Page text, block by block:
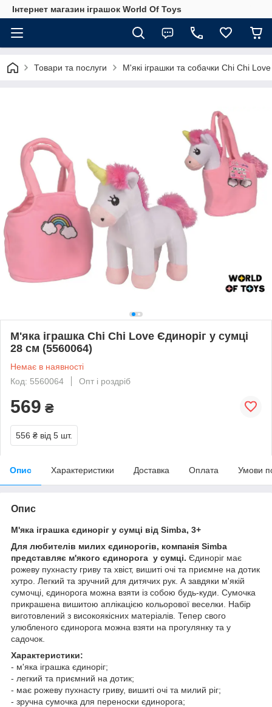
Інтернет магазин іграшок World Of Toys
Товари та послуги М'які іграшки та собачки Chi Chi Love
М'яка іграшка Chi Chi Love Єдиноріг у сумці
28 см (5560064)
Немає в наявності
Код: 5560064
Опт і роздріб
569 ₴
556 ₴ від 5 шт.
Опис Характеристики Доставка Оплата Умови
Опис
М'яка іграшка єдиноріг у сумці від Simba, 3+
Для любителів милих єдинорогів, компанія Simba
представляє м'якого єдинорога у сумці. Єдиноріг має
рожеву пухнасту гриву та хвіст, вишиті очі та приємне на дотик
хутро. Легкий та зручний для дитячих рук. А завдяки м'якій
сумочці, єдинорога можна взяти із собою будь-куди. Сумочка
прикрашена вишитою аплікацією кольорової веселки. Набір
виготовлений з високоякісних матеріалів. Тепер свого
улюбленого єдинорога можна взяти на прогулянку та у
садочок.
Характеристики:
- м'яка іграшка єдиноріг;
- легкий та приємний на дотик;
- має рожеву пухнасту гриву, вишиті очі та милий ріг;
- зручна сумочка для переноски єдинорога;